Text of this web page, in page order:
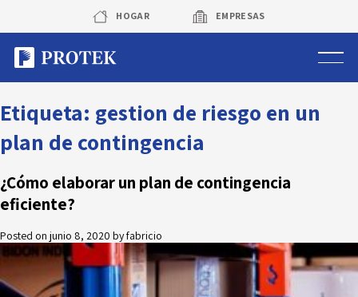
content
HOGAR EMPRESAS
Sistema de alarmas
Sistema de cámaras
Rastreo vehicular GPS
Protek Personas
Corredora de seguros
Etiqueta: gestion de riesgo en un
plan de contingencia
¿Cómo elaborar un plan de contingencia
eficiente?
Posted on junio 8, 2020 byfabricio